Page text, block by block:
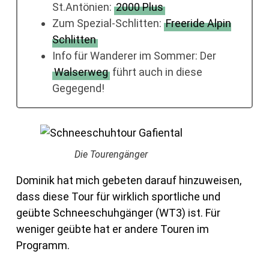
St.Antönien: 2000 Plus
Zum Spezial-Schlitten: Freeride Alpin
Schlitten
Info für Wanderer im Sommer: Der
Walserwegführt auch in diese
Gegegend!
Die Tourengänger
Dominik hat mich gebeten darauf hinzuweisen,
dass diese Tour für wirklich sportliche und
geübte Schneeschuhgänger (WT3) ist. Für
weniger geübte hat er andere Touren im
Programm.